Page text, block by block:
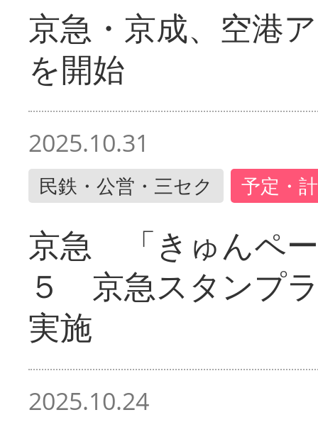
京急・京成、空港
を開始
2025.10.31
民鉄・公営・三セク 予定・
京急 「きゅんペ
５ 京急スタンプ
実施
2025.10.24